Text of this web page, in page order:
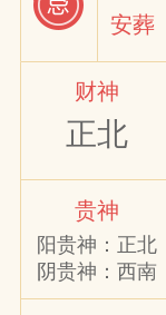
安葬
财神
正北
贵神
阳贵神：正北
阴贵神：西南